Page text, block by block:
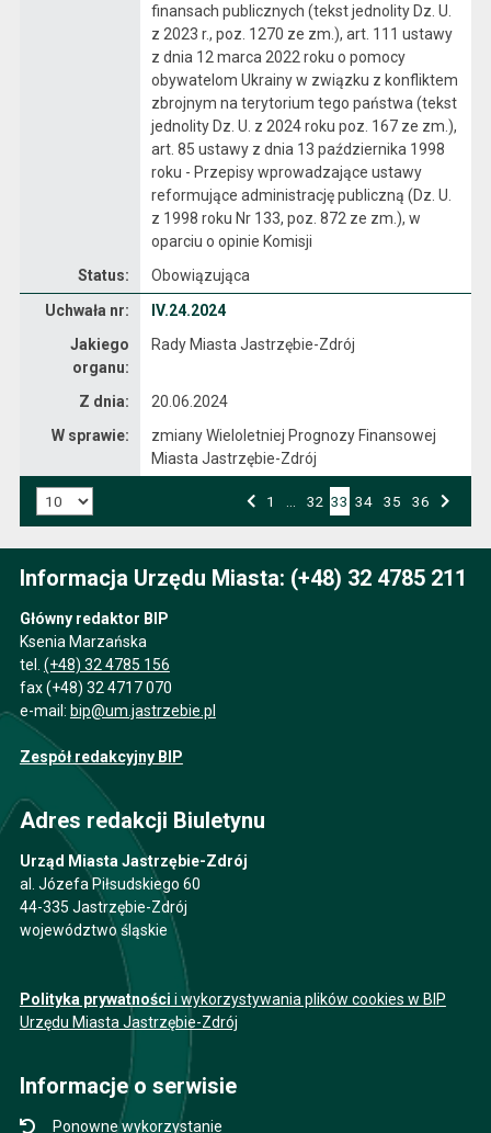
finansach publicznych (tekst jednolity Dz. U.
z 2023 r., poz. 1270 ze zm.), art. 111 ustawy
z dnia 12 marca 2022 roku o pomocy
obywatelom Ukrainy w związku z konfliktem
zbrojnym na terytorium tego państwa (tekst
jednolity Dz. U. z 2024 roku poz. 167 ze zm.),
art. 85 ustawy z dnia 13 października 1998
roku - Przepisy wprowadzające ustawy
reformujące administrację publiczną (Dz. U.
z 1998 roku Nr 133, poz. 872 ze zm.), w
oparciu o opinie Komisji
Status:
Obowiązująca
Uchwała nr:
IV.24.2024
Jakiego
organu:
Rady Miasta Jastrzębie-Zdrój
Z dnia:
20.06.2024
W sprawie:
zmiany Wieloletniej Prognozy Finansowej
Miasta Jastrzębie-Zdrój
1 32 33 34 35 36
Informacja Urzędu Miasta: (+48) 32 4785 211
Główny redaktor BIP
Ksenia Marzańska
tel. (+48) 32 4785 156
fax (+48) 32 4717 070
e-mail: bip@um.jastrzebie.pl
Zespół redakcyjny BIP
Adres redakcji Biuletynu
Urząd Miasta Jastrzębie-Zdrój
al. Józefa Piłsudskiego 60
44-335 Jastrzębie-Zdrój
województwo śląskie
Polityka prywatności i wykorzystywania plików cookies w BIP
Urzędu Miasta Jastrzębie-Zdrój
Informacje o serwisie
Ponowne wykorzystanie